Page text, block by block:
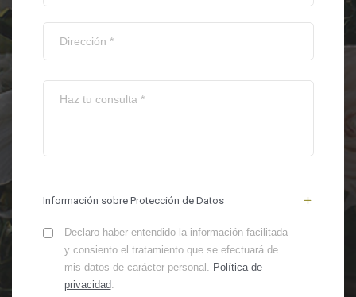
Información sobre Protección de Datos
Declaro haber entendido la información facilitada
y consiento el tratamiento que se efectuará de
mis datos de carácter personal. Política de
privacidad.